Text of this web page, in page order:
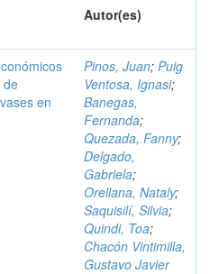
Autor(es)
de
en
Pinos, Juan; Puig
Ventosa, Ignasi;
Banegas,
Fernanda;
Quezada, Fanny;
Delgado,
Gabriela;
Orellana, Nataly;
Saquisilí, Silvia;
Quindi, Toa;
Chacón Vintimilla,
Gustavo Javier